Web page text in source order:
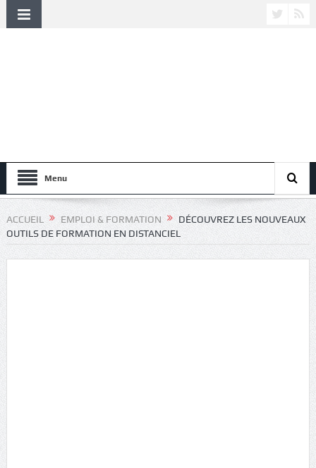
Menu
ACCUEIL EMPLOI & FORMATION
DÉCOUVREZ LES NOUVEAUX
OUTILS DE FORMATION EN DISTANCIEL